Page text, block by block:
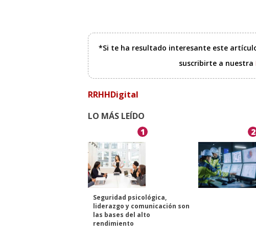
*Si te ha resultado interesante este
suscribirte a nuestra
RRHHDigital
LO MÁS LEÍDO
1
Seguridad psicológica,
liderazgo y comunicación son
las bases del alto
rendimiento
2